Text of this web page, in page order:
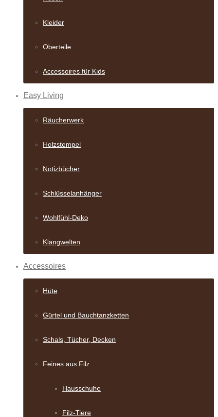
Kleider
Oberteile
Accessoires für Kids
Easy Living
Räucherwerk
Holzstempel
Notizbücher
Schlüsselanhänger
Wohlfühl-Deko
Klangwelten
Accessoires
Hüte
Gürtel und Bauch­tanzketten
Schals, Tücher, Decken
Feines aus Filz
Hausschuhe
Filz-Tiere